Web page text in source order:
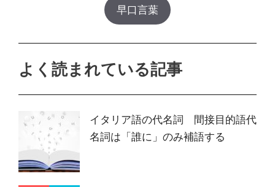
早口言葉
よく読まれている記事
イタリア語の代名詞 間接目的語代
名詞は「誰に」のみ補語する